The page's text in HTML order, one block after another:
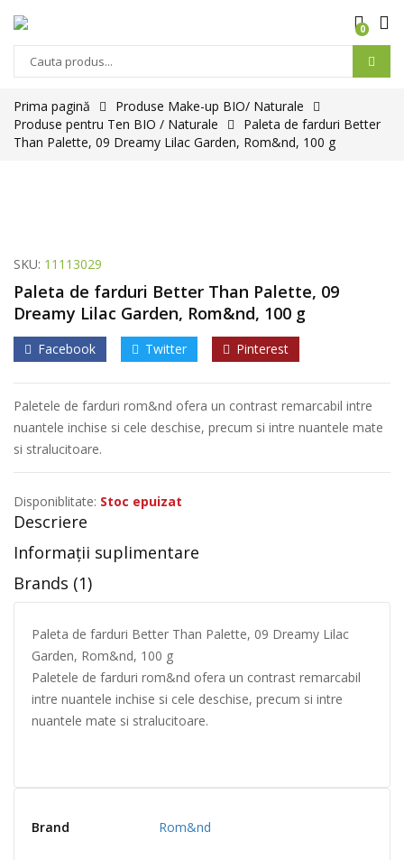
0
Prima pagină
Produse Make-up BIO/ Naturale
Produse pentru Ten BIO / Naturale
Paleta de farduri Better
Than Palette, 09 Dreamy Lilac Garden, Rom&nd, 100 g
SKU: 11113029
Paleta de farduri Better Than Palette, 09
Dreamy Lilac Garden, Rom&nd, 100 g
Facebook Twitter Pinterest
Paletele de farduri rom&nd ofera un contrast remarcabil intre
nuantele inchise si cele deschise, precum si intre nuantele mate
si stralucitoare.
Disponiblitate: Stoc epuizat
Descriere
Informații suplimentare
Brands (1)
Paleta de farduri Better Than Palette, 09 Dreamy Lilac
Garden, Rom&nd, 100 g
Paletele de farduri rom&nd ofera un contrast remarcabil
intre nuantele inchise si cele deschise, precum si intre
nuantele mate si stralucitoare.
Brand Rom&nd